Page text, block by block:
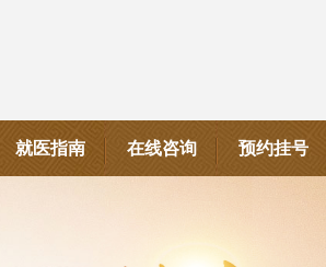
就医指南 在线咨询 预约挂号